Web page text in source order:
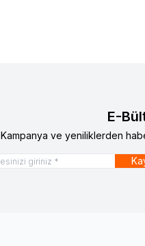
E-
Kampanya ve yeniliklerden